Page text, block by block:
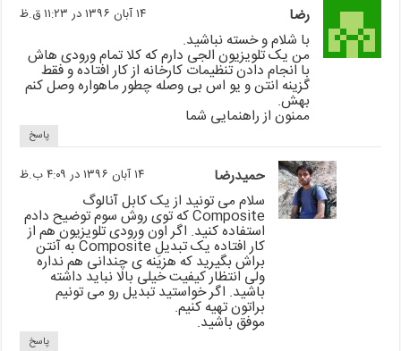
رضا ۱۴ آبان ۱۳۹۶ در ۱۱:۲۳ ق.ظ
با شلام و خسته نباشید.
من یک تلویزیون الجی دارم که کلا تمام ورودی هاش
با انجام دادن تنظیمات کارخانه از کار افتاده و فقط
گزینه انتن و یو اس بی وصله چطور ماهواره وصل کنم
بهش.
ممنون از راهنمایی شما
پاسخ
حمیدرضا ۱۴ آبان ۱۳۹۶ در ۴:۰۹ ب.ظ
سلام می تونید از یک کابل آنالوگ
Composite که توی روش سوم توضیح دادم
استفاده کنید. اگر اون ورودی تلویزیون هم از
کار افتاده یک تبدیلِ Composite به آنتن
براش بگیرید که هزینه ی چندانی هم نداره
ولی انتظار کیفیت خیلی بالا نباید داشته
باشید. اگر خواستید تبدیل رو می تونیم
براتون تهیه کنیم.
موفق باشید.
پاسخ